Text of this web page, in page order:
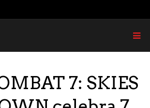
7: SKIES